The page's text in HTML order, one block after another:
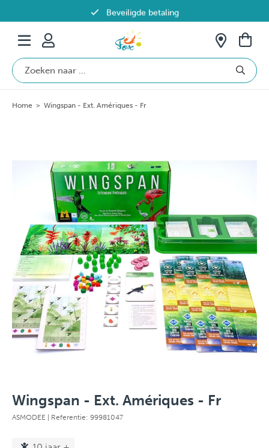
Beveiligde betaling
Gratis verzending vanaf €69 in België
Home > Wingspan - Ext. Amériques - Fr
Wingspan - Ext. Amériques - Fr
ASMODEE | Referentie: 99981047